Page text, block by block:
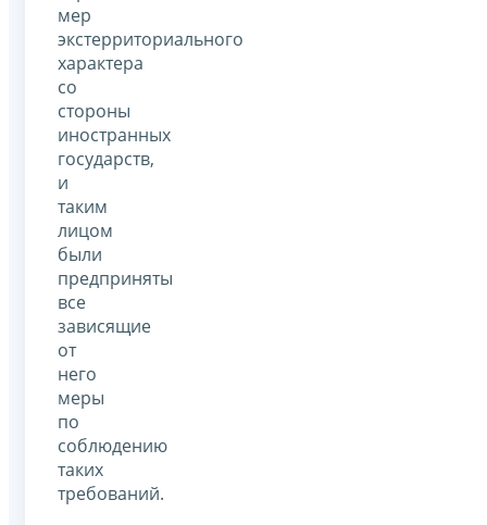
мер
экстерриториального
характера
со
стороны
иностранных
государств,
и
таким
лицом
были
предприняты
все
зависящие
от
него
меры
по
соблюдению
таких
требований.